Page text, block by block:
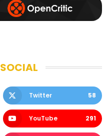
SOCIAL
Twitter 58
YouTube 291